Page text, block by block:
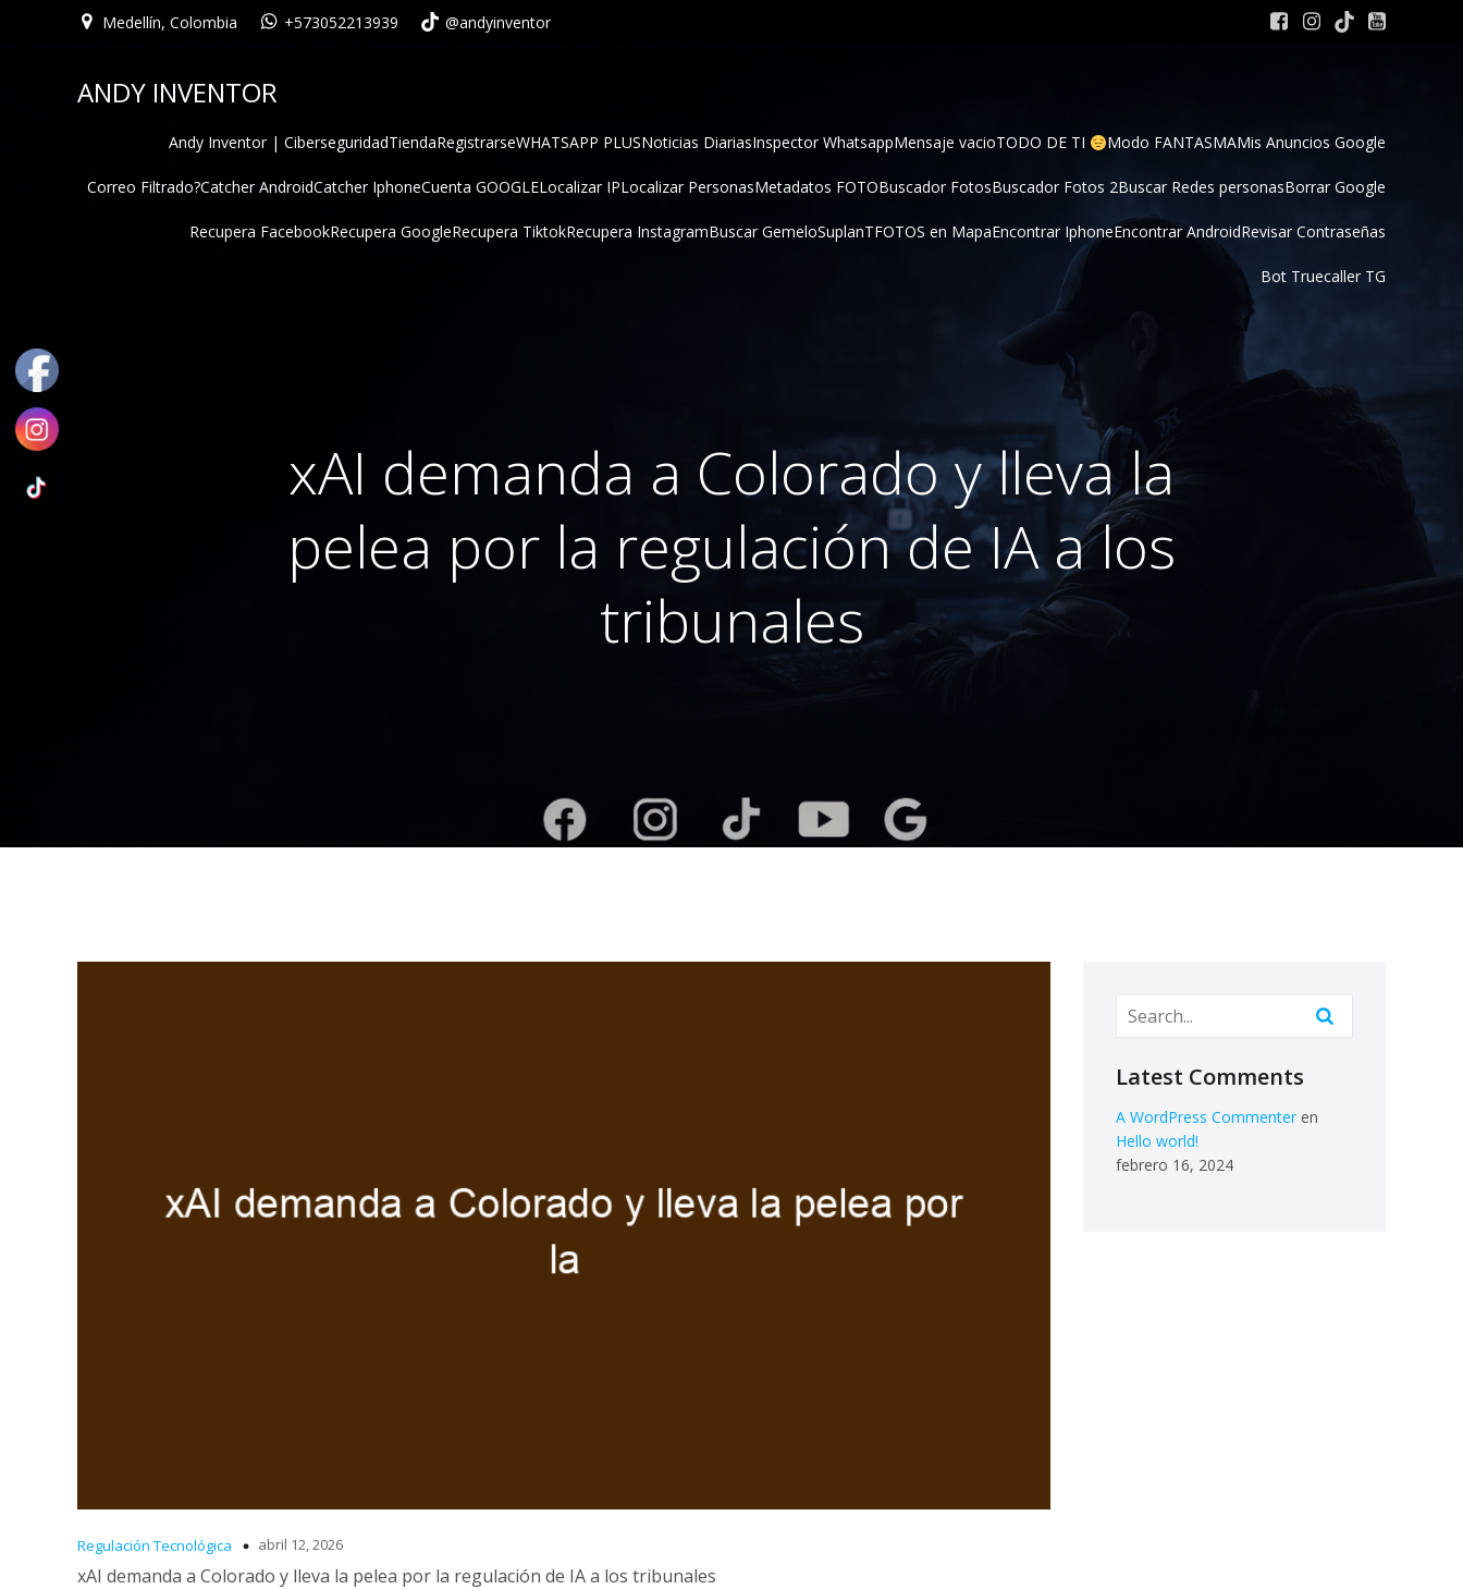
Medellín, Colombia +573052213939 @andyinventor
ANDY INVENTOR
Andy Inventor | CiberseguridadTiendaRegistrarseWHATSAPP PLUSNoticias DiariasInspector WhatsappMensaje vacioTODO DE TI Modo FANTASMAMis Anuncios Google
Correo Filtrado?Catcher AndroidCatcher IphoneCuenta GOOGLELocalizar IPLocalizar PersonasMetadatos FOTOBuscador FotosBuscador Fotos 2Buscar Redes personasBorrar Google
Recupera FacebookRecupera GoogleRecupera TiktokRecupera InstagramBuscar GemeloSuplanTFOTOS en MapaEncontrar IphoneEncontrar AndroidRevisar Contraseñas
Bot Truecaller TG
xAI demanda a Colorado y lleva la
pelea por la regulación de IA a los
tribunales
Regulación Tecnológica abril 12, 2026
xAI demanda a Colorado y lleva la pelea por la regulación de IA a los tribunales
Latest Comments
A WordPress Commenter en
Hello world!
febrero 16, 2024